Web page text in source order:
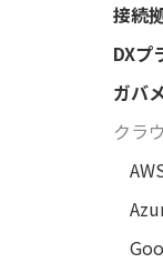
接続
DXプ
ガバ
クラ